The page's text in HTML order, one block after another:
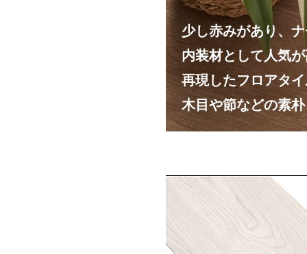
少し赤みがあり、
内装材として人気
再現したフロアタ
木目や節などの素